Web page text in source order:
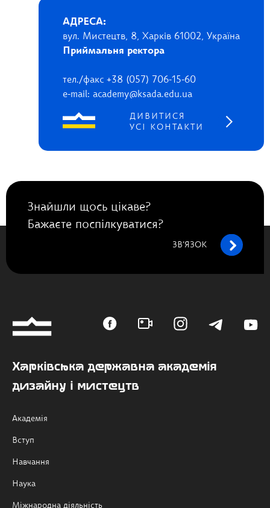
АДРЕСА:
вул. Мистецтв, 8, Харків 61002, Україна
Приймальня ректора
тел./факс +38 (057) 706-15-60
e-mail: academy@ksada.edu.ua
ДИВИТИСЯ
УСІ КОНТАКТИ
Знайшли щось цікаве?
Бажаєте поспілкуватися?
ЗВ’ЯЗОК
Харківська державна академія
дизайну і мистецтв
Академія
Вступ
Навчання
Наука
Міжнародна діяльність